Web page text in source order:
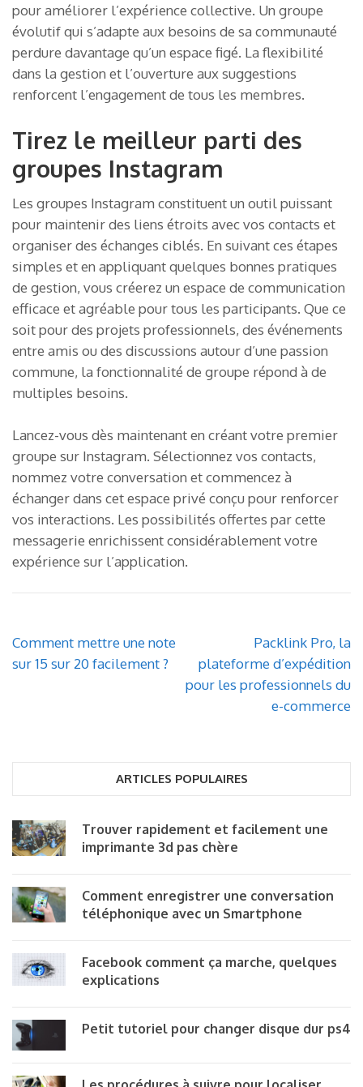
pour améliorer l’expérience collective. Un groupe
évolutif qui s’adapte aux besoins de sa communauté
perdure davantage qu’un espace figé. La flexibilité
dans la gestion et l’ouverture aux suggestions
renforcent l’engagement de tous les membres.
Tirez le meilleur parti des
groupes Instagram
Les groupes Instagram constituent un outil puissant
pour maintenir des liens étroits avec vos contacts et
organiser des échanges ciblés. En suivant ces étapes
simples et en appliquant quelques bonnes pratiques
de gestion, vous créerez un espace de communication
efficace et agréable pour tous les participants. Que ce
soit pour des projets professionnels, des événements
entre amis ou des discussions autour d’une passion
commune, la fonctionnalité de groupe répond à de
multiples besoins.
Lancez-vous dès maintenant en créant votre premier
groupe sur Instagram. Sélectionnez vos contacts,
nommez votre conversation et commencez à
échanger dans cet espace privé conçu pour renforcer
vos interactions. Les possibilités offertes par cette
messagerie enrichissent considérablement votre
expérience sur l’application.
Navigation
de
Comment mettre une note
sur 15 sur 20 facilement ?
Packlink Pro, la
plateforme d’expédition
pour les professionnels du
e-commerce
ARTICLES POPULAIRES
Trouver rapidement et facilement une
imprimante 3d pas chère
Comment enregistrer une conversation
téléphonique avec un Smartphone
Facebook comment ça marche, quelques
explications
Petit tutoriel pour changer disque dur ps4